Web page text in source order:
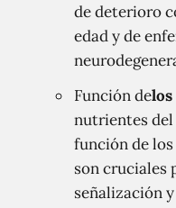
de deterioro
edad y de
Función delos
nutrientes
función de
son cruciales
señalización